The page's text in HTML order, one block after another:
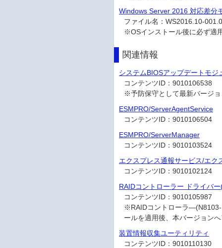
Windows Server 2016 対応差分
ファイル名：WS2016.10-
※OSインストール後に必ず適
関連情報
システムBIOSアップデートモジ
コンテンツID：9010106538
※予防保守として最新バージ
ESMPRO/ServerAgentService
コンテンツID：9010106504
ESMPRO/ServerManager
コンテンツID：9010103524
エクスプレス通報サービス/エ
コンテンツID：9010102124
RAIDコントローラー ドライバ
コンテンツID：9010105987
※RAIDコントローラ―(N8103-
ールを適用後、本バージョン
装置情報収集ユーティリティ
コンテンツID：9010110130